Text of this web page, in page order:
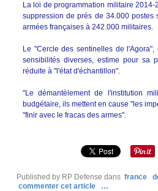
La loi de programmation militaire
suppression de près de 34.000
armées françaises à 242.000 militaires.
Le "Cercle des sentinelles de
sensibilités diverses, estime pour sa
réduite à "l'état d'échantillon".
"Le démantèlement de l'institution
budgétaire, ils mettent en cause "les
"finir avec le fracas des armes".
Published by RP Defense dans france
commenter cet article
…